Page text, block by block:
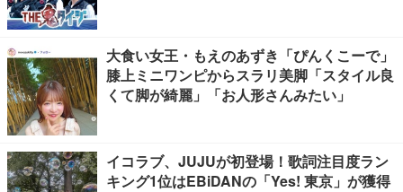
大食い女王・もえのあずき「ぴんくこーで」
膝上ミニワンピからスラリ美脚「スタイル良
くて脚が綺麗」「お人形さんみたい」
イコラブ、JUJUが初登場！歌詞注目度ラン
キング1位はEBiDANの「Yes! 東京」が獲得